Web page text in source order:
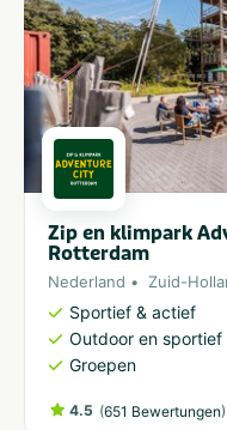
Zip en klimpark
Rotterdam
Nederland Zuid-
Sportief & actief
Outdoor en sportief
Groepen
4.5 (651 Bewertungen)